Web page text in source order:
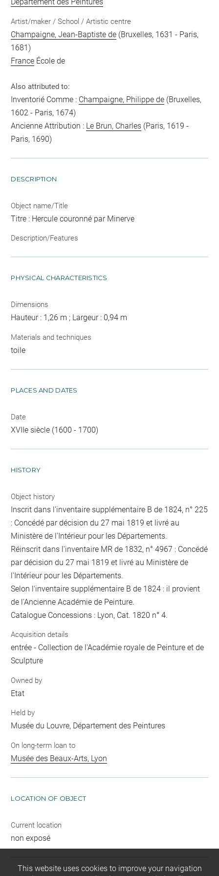
Artist/maker / School / Artistic centre
Champaigne, Jean-Baptiste de (Bruxelles, 1631 - Paris,
1681)
France École de
Also attributed to:
Inventorié Comme : Champaigne, Philippe de (Bruxelles,
1602 - Paris, 1674)
Ancienne Attribution : Le Brun, Charles (Paris, 1619 -
Paris, 1690)
DESCRIPTION
Object name/Title
Titre : Hercule couronné par Minerve
Description/Features
PHYSICAL CHARACTERISTICS
Dimensions
Hauteur : 1,26 m ; Largeur : 0,94 m
Materials and techniques
toile
PLACES AND DATES
Date
XVIIe siècle (1600 - 1700)
HISTORY
Object history
Inscrit dans l'inventaire supplémentaire B de 1824, n° 225
: Concédé par décision du 27 mai 1819 et livré au
Ministère de l'Intérieur pour les Départements.
Réinscrit dans l'inventaire MR de 1832, n° 4967 : Concédé
par décision du 27 mai 1819 et livré au Ministère de
l'Intérieur pour les Départements.
Selon l'inventaire supplémentaire B de 1824 : il provient
de l'Ancienne Académie de Peinture.
Catalogue Concessions : Lyon, Cat. 1820 n° 4.
Acquisition details
entrée - Collection de l'Académie royale de Peinture et de
Sculpture
Owned by
Etat
Held by
Musée du Louvre, Département des Peintures
On long-term loan to
Musée des Beaux-Arts, Lyon
LOCATION OF OBJECT
Current location
non exposé
This website uses cookies to improve your navigation